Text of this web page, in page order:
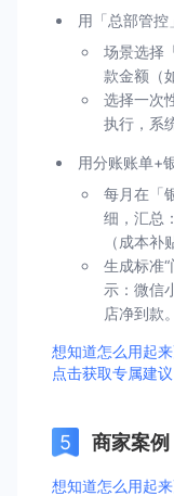
用「总部管
场景选择
款金额（
选择一次
执行，系
用分账账单+
每月在「
细，汇总
（成本补
生成标准
示：微信
店净到款。
想知道怎么用起
点击获取专属建
商家案例
想知道怎么用起